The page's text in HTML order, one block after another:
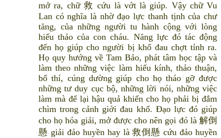
mở ra, chữ 救 cứu là vớt là giúp. Vậy chữ Vu
Lan có nghĩa là nhờ đạo lực thanh tịnh của chư
tăng, của những người tu hành cộng với lòng
hiếu thảo của con cháu. Năng lực đó tác động
đến họ giúp cho người bị khổ đau chợt tỉnh ra.
Họ quy hướng về Tam Bảo, phát tâm học tập và
làm theo những việc làm hiếu kính, thảo thuận,
bố thí, cúng dường giúp cho họ tháo gỡ được
những tư duy cục bộ, những lời nói, những việc
làm mà để lại hậu quả khiến cho họ phải bị đắm
chìm trong cảnh giới đau khổ. Đạo lực đó giúp
cho họ hóa giải, mở được cho nên gọi đó là 解倒
懸 giải đảo huyền hay là 救倒懸 cứu đảo huyền